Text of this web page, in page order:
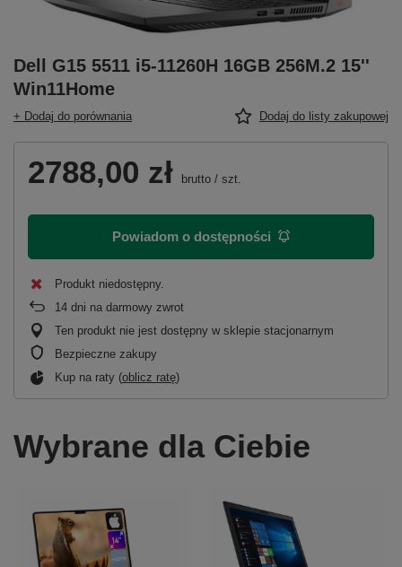
Dell G15 5511 i5-11260H 16GB 256M.2 15''
Win11Home
+ Dodaj do porównania Dodaj do listy zakupowej
2788,00 zł brutto / szt.
Powiadom o dostępności
Produkt niedostępny
14 dni na darmowy zwrot
Ten produkt nie jest dostępny w sklepie stacjonarnym
Bezpieczne zakupy
Kup na raty (oblicz ratę)
Wybrane dla Ciebie